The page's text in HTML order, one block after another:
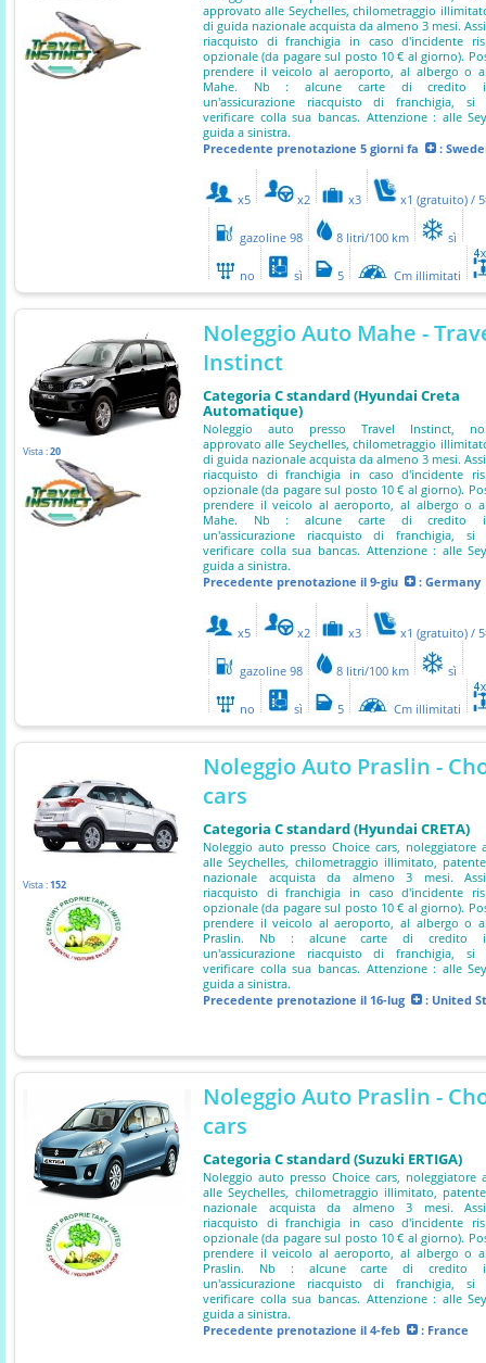
approvato alle Seychelles, chilometraggio
di guida nazionale acquista da almeno 3 mesi.
riacquisto di franchigia in caso d'incidente
opzionale (da pagare sul posto 10 € al giorno).
prendere il veicolo al aeroporto, al albergo o
Mahe. Nb : alcune carte di credito
un'assicurazione riacquisto di franchigia,
verificare colla sua bancas. Attenzione : alle
guida a sinistra.
Precedente prenotazione 5 giorni fa :
x5 x2 x3 x1 (gratuito) /
gazoline 98 8 litri/100 km sì
no sì 5 Cm illimitati
Vista :20
Noleggio Auto Mahe -
Instinct
Categoria C standard (Hyundai Creta
Automatique)
Noleggio auto presso Travel Instinct,
approvato alle Seychelles, chilometraggio
di guida nazionale acquista da almeno 3 mesi.
riacquisto di franchigia in caso d'incidente
opzionale (da pagare sul posto 10 € al giorno).
prendere il veicolo al aeroporto, al albergo o
Mahe. Nb : alcune carte di credito
un'assicurazione riacquisto di franchigia,
verificare colla sua bancas. Attenzione : alle
guida a sinistra.
Precedente prenotazione il 9-giu : Germany
x5 x2 x3 x1 (gratuito) /
gazoline 98 8 litri/100 km sì
no sì 5 Cm illimitati
Vista :152
Noleggio Auto Praslin -
cars
Categoria C standard (Hyundai CRETA)
Noleggio auto presso Choice cars, noleggiatore
alle Seychelles, chilometraggio illimitato,
nazionale acquista da almeno 3 mesi.
riacquisto di franchigia in caso d'incidente
opzionale (da pagare sul posto 10 € al giorno).
prendere il veicolo al aeroporto, al albergo o
Praslin. Nb : alcune carte di credito
un'assicurazione riacquisto di franchigia,
verificare colla sua bancas. Attenzione : alle
guida a sinistra.
Precedente prenotazione il 16-lug : United
Noleggio Auto Praslin -
cars
Categoria C standard (Suzuki ERTIGA)
Noleggio auto presso Choice cars, noleggiatore
alle Seychelles, chilometraggio illimitato,
nazionale acquista da almeno 3 mesi.
riacquisto di franchigia in caso d'incidente
opzionale (da pagare sul posto 10 € al giorno).
prendere il veicolo al aeroporto, al albergo o
Praslin. Nb : alcune carte di credito
un'assicurazione riacquisto di franchigia,
verificare colla sua bancas. Attenzione : alle
guida a sinistra.
Precedente prenotazione il 4-feb : France